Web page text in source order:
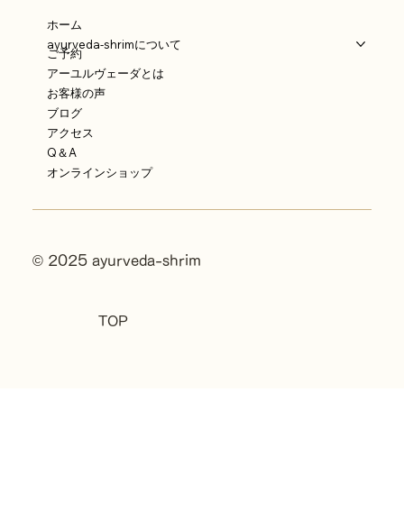
ホーム
ayurveda-shrimについて
ご予約
アーユルヴェーダとは
お客様の声
ブログ
アクセス
Q＆A
オンラインショップ
© 2025 ayurveda-shrim
TOP